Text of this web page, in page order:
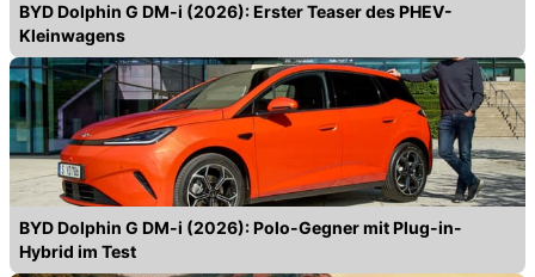
BYD Dolphin G DM-i (2026): Erster Teaser des PHEV-
Kleinwagens
BYD Dolphin G DM-i (2026): Polo-Gegner mit Plug-in-
Hybrid im Test